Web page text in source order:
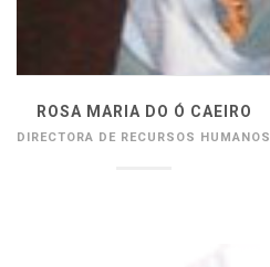
ROSA MARIA DO Ó CAEIRO
DIRECTORA DE RECURSOS HUMANOS